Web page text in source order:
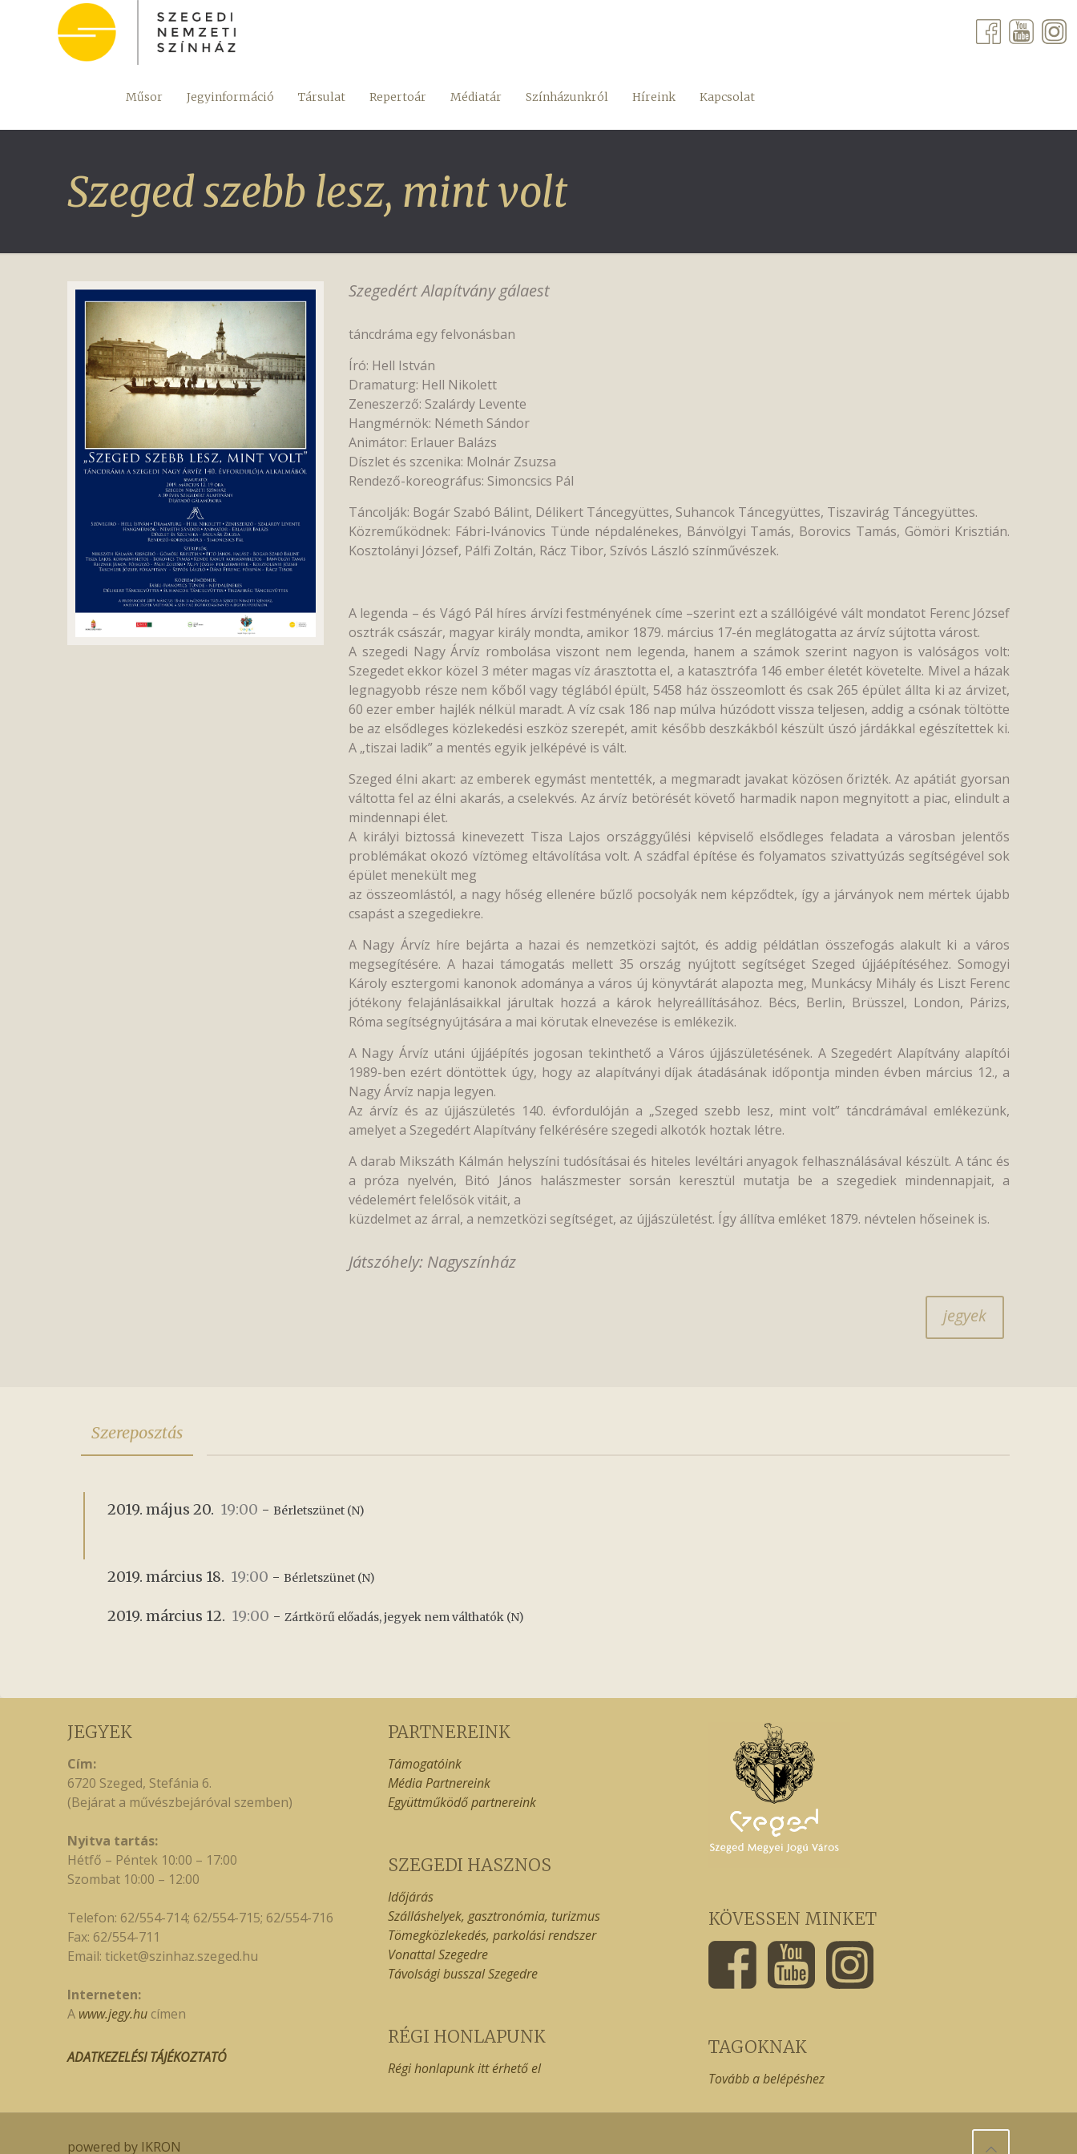
Műsor Jegyinformáció Társulat Repertoár Médiatár Színházunkról Híreink Kapcsolat
Szeged szebb lesz, mint volt
Szegedért Alapítvány gálaest
táncdráma egy felvonásban
Író: Hell István
Dramaturg: Hell Nikolett
Zeneszerző: Szalárdy Levente
Hangmérnök: Németh Sándor
Animátor: Erlauer Balázs
Díszlet és szcenika: Molnár Zsuzsa
Rendező-koreográfus: Simoncsics Pál
Táncolják: Bogár Szabó Bálint, Délikert Táncegyüttes, Suhancok Táncegyüttes, Tiszavirág Táncegyüttes.
Közreműködnek: Fábri-Ivánovics Tünde népdalénekes, Bánvölgyi Tamás, Borovics Tamás, Gömöri Krisztián.
Kosztolányi József, Pálfi Zoltán, Rácz Tibor, Szívós László színművészek.
A legenda – és Vágó Pál híres árvízi festményének címe –szerint ezt a szállóigévé vált mondatot Ferenc József
osztrák császár, magyar király mondta, amikor 1879. március 17-én meglátogatta az árvíz sújtotta várost.
A szegedi Nagy Árvíz rombolása viszont nem legenda, hanem a számok szerint nagyon is valóságos volt:
Szegedet ekkor közel 3 méter magas víz árasztotta el, a katasztrófa 146 ember életét követelte. Mivel a házak
legnagyobb része nem kőből vagy téglából épült, 5458 ház összeomlott és csak 265 épület állta ki az árvizet,
60 ezer ember hajlék nélkül maradt. A víz csak 186 nap múlva húzódott vissza teljesen, addig a csónak töltötte
be az elsődleges közlekedési eszköz szerepét, amit később deszkákból készült úszó járdákkal egészítettek ki.
A „tiszai ladik” a mentés egyik jelképévé is vált.
Szeged élni akart: az emberek egymást mentették, a megmaradt javakat közösen őrizték. Az apátiát gyorsan
váltotta fel az élni akarás, a cselekvés. Az árvíz betörését követő harmadik napon megnyitott a piac, elindult a
mindennapi élet.
A királyi biztossá kinevezett Tisza Lajos országgyűlési képviselő elsődleges feladata a városban jelentős
problémákat okozó víztömeg eltávolítása volt. A szádfal építése és folyamatos szivattyúzás segítségével sok
épület menekült meg
az összeomlástól, a nagy hőség ellenére bűzlő pocsolyák nem képződtek, így a járványok nem mértek újabb
csapást a szegediekre.
A Nagy Árvíz híre bejárta a hazai és nemzetközi sajtót, és addig példátlan összefogás alakult ki a város
megsegítésére. A hazai támogatás mellett 35 ország nyújtott segítséget Szeged újjáépítéséhez. Somogyi
Károly esztergomi kanonok adománya a város új könyvtárát alapozta meg, Munkácsy Mihály és Liszt Ferenc
jótékony felajánlásaikkal járultak hozzá a károk helyreállításához. Bécs, Berlin, Brüsszel, London, Párizs,
Róma segítségnyújtására a mai körutak elnevezése is emlékezik.
A Nagy Árvíz utáni újjáépítés jogosan tekinthető a Város újjászületésének. A Szegedért Alapítvány alapítói
1989-ben ezért döntöttek úgy, hogy az alapítványi díjak átadásának időpontja minden évben március 12., a
Nagy Árvíz napja legyen.
Az árvíz és az újjászületés 140. évfordulóján a „Szeged szebb lesz, mint volt” táncdrámával emlékezünk,
amelyet a Szegedért Alapítvány felkérésére szegedi alkotók hoztak létre.
A darab Mikszáth Kálmán helyszíni tudósításai és hiteles levéltári anyagok felhasználásával készült. A tánc és
a próza nyelvén, Bitó János halászmester sorsán keresztül mutatja be a szegediek mindennapjait, a
védelemért felelősök vitáit, a
küzdelmet az árral, a nemzetközi segítséget, az újjászületést. Így állítva emléket 1879. névtelen hőseinek is.
Játszóhely: Nagyszínház
jegyek
Szereposztás
2019. május 20. 19:00 - Bérletszünet (N)
2019. március 18. 19:00 - Bérletszünet (N)
2019. március 12. 19:00 - Zártkörű előadás, jegyek nem válthatók (N)
JEGYEK
Cím:
6720 Szeged, Stefánia 6.
(Bejárat a művészbejáróval szemben)
Nyitva tartás:
Hétfő – Péntek 10:00 – 17:00
Szombat 10:00 – 12:00
Telefon: 62/554-714; 62/554-715; 62/554-716
Fax: 62/554-711
Email: ticket@szinhaz.szeged.hu
Interneten:
A www.jegy.hu címen
ADATKEZELÉSI TÁJÉKOZTATÓ
PARTNEREINK
Támogatóink
Média Partnereink
Együttműködő partnereink
SZEGEDI HASZNOS
Időjárás
Szálláshelyek, gasztronómia, turizmus
Tömegközlekedés, parkolási rendszer
Vonattal Szegedre
Távolsági busszal Szegedre
RÉGI HONLAPUNK
Régi honlapunk itt érhető el
KÖVESSEN MINKET
TAGOKNAK
Tovább a belépéshez
powered by IKRON